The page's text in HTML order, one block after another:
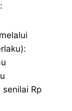
senilai Rp